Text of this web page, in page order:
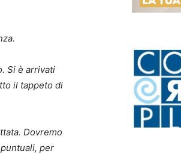
Si è arrivati
il tappeto di
Dovremo
per